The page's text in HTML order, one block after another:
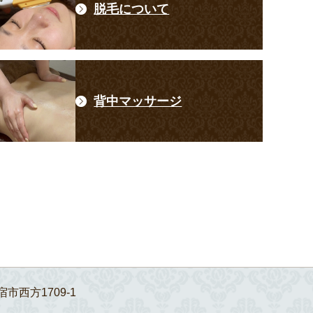
脱毛について
背中マッサージ
市西方1709-1